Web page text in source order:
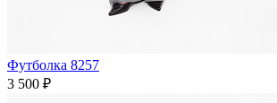
Футболка 8257
3 500 ₽